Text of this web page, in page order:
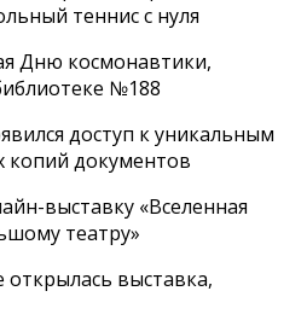
теннис с нуля
Дню космонавтики,
№188
доступ к уникальным
документов
выставку «Вселенная
театру»
выставка,